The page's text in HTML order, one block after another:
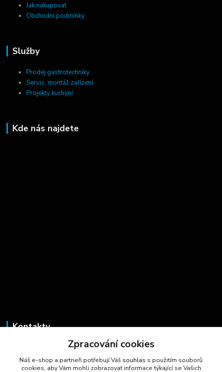
Jak nakupovat
Obchodní podmínky
Služby
Prodej gastrotechniky
Servis, montáž zařízení
Projekty kuchyní
Kde nás najdete
Kontakty
+420 723 725 881
(Po-Pá, 8-16 hod.)
Zpracování cookies
Náš e-shop a partneři potřebují Váš souhlas s použitím souborů
cookies, aby Vám mohli zobrazovat informace týkající se Vašich